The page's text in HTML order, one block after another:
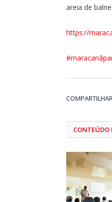
areia de
https://
CONTEÚDO